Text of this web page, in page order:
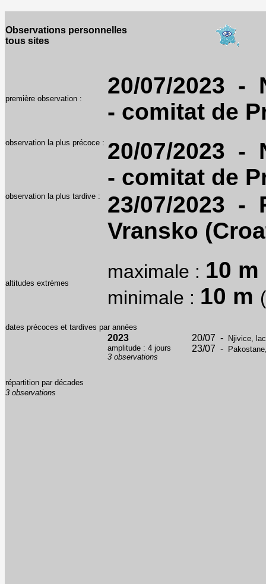
Observations personnelles
tous sites
première observation :
20/07/2023 -
- comitat de
observation la plus précoce : 20/07/2023 -
- comitat de
observation la plus tardive :
23/07/2023 -
Vransko
altitudes extrèmes
maximale : 10 m
minimale : 10 m
dates précoces et tardives par années
2023
amplitude : 4 jours
3 observations
20/07 - Njivice,
23/07 -
répartition par décades
3 observations